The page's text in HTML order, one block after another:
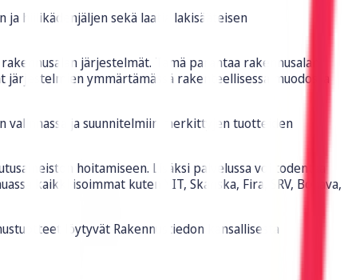
ja hiilikädenjäljen sekä laatia lakisääteisen
järjestelmät. Tämä parantaa rakennusalan
ymmärtämässä rakenteellisessa muodossa
valinnassa ja suunnitelmiin merkittyjen tuotteiden
hoitamiseen. Lisäksi palvelussa voi todentaa
kaikki isoimmat kuten YIT, Skanska, Fira, SRV, Bonava,
löytyvät Rakennustiedon kansallisesta